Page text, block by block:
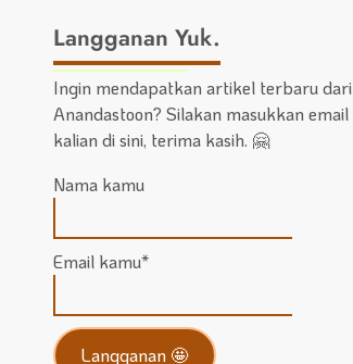
Langganan Yuk.
Ingin mendapatkan artikel terbaru dari
Anandastoon? Silakan masukkan email
kalian di sini, terima kasih. 🤗
Nama kamu
Email kamu*